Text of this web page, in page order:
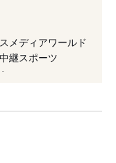
#ライブ
メディアワールド
中継スポーツ
ー